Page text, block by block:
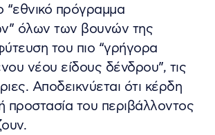
“εθνικό πρόγραμμα
όλων των βουνών της
του πιο “γρήγορα
νέου είδους δένδρου”, τις
Αποδεικνύεται ότι κέρδη
προστασία του περιβάλλοντος